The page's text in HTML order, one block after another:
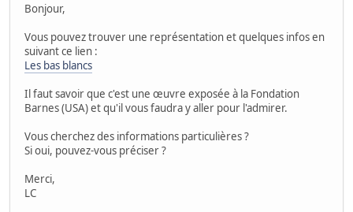
Bonjour,
Vous pouvez trouver une représentation et quelques infos en
suivant ce lien :
Les bas blancs
Il faut savoir que c'est une œuvre exposée à la Fondation
Barnes (USA) et qu'il vous faudra y aller pour l'admirer.
Vous cherchez des informations particulières ?
Si oui, pouvez-vous préciser ?
Merci,
LC